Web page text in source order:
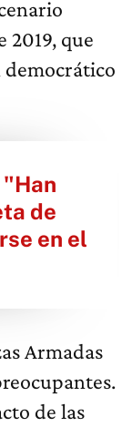
2019, que
de
en el
Armadas
de las